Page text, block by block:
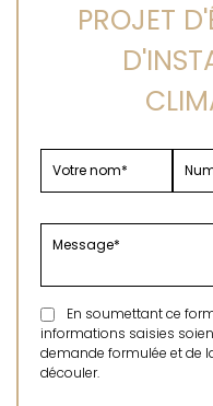
PROJET
En soumettant ce
informations saisies
demande formulée et de
découler.